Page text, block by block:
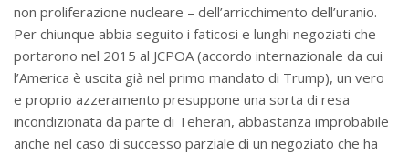
non proliferazione nucleare – dell’arricchimento dell’uranio.
Per chiunque abbia seguito i faticosi e lunghi negoziati che
portarono nel 2015 al JCPOA (accordo internazionale da cui
l’America è uscita già nel primo mandato di Trump), un vero
e proprio azzeramento presuppone una sorta di resa
incondizionata da parte di Teheran, abbastanza improbabile
anche nel caso di successo parziale di un negoziato che ha